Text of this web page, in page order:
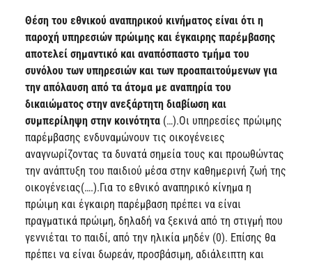
Θέση του εθνικού αναπηρικού κινήματος είναι ότι η
παροχή υπηρεσιών πρώιμης και έγκαιρης παρέμβασης
αποτελεί σημαντικό και αναπόσπαστο τμήμα του
συνόλου των υπηρεσιών και των προαπαιτούμενων για
την απόλαυση από τα άτομα με αναπηρία του
δικαιώματος στην ανεξάρτητη διαβίωση και
συμπερίληψη στην κοινότητα (…).Οι υπηρεσίες πρώιμης
παρέμβασης ενδυναμώνουν τις οικογένειες
αναγνωρίζοντας τα δυνατά σημεία τους και προωθώντας
την ανάπτυξη του παιδιού μέσα στην καθημερινή ζωή της
οικογένειας(….).Για το εθνικό αναπηρικό κίνημα η
πρώιμη και έγκαιρη παρέμβαση πρέπει να είναι
πραγματικά πρώιμη, δηλαδή να ξεκινά από τη στιγμή που
γεννιέται το παιδί, από την ηλικία μηδέν (0). Επίσης θα
πρέπει να είναι δωρεάν, προσβάσιμη, αδιάλειπτη και